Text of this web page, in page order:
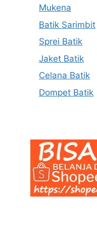
Mukena
Batik Sarimbit
Sprei Batik
Jaket Batik
Celana Batik
Dompet Batik